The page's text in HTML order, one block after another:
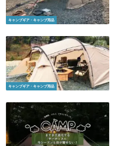
キャンプギア・キャンプ用品
キャンプギア・キャンプ用品